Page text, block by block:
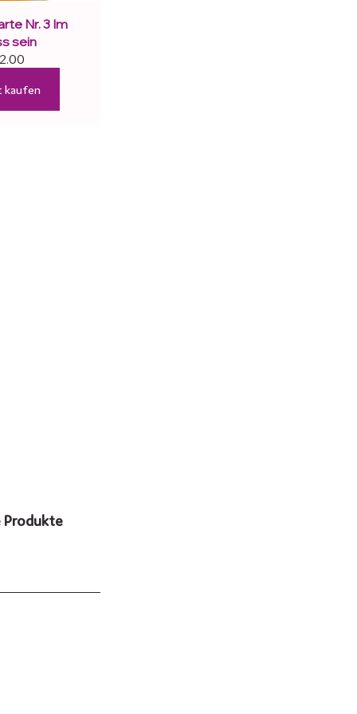
Nr. 3 Im
sein
kaufen